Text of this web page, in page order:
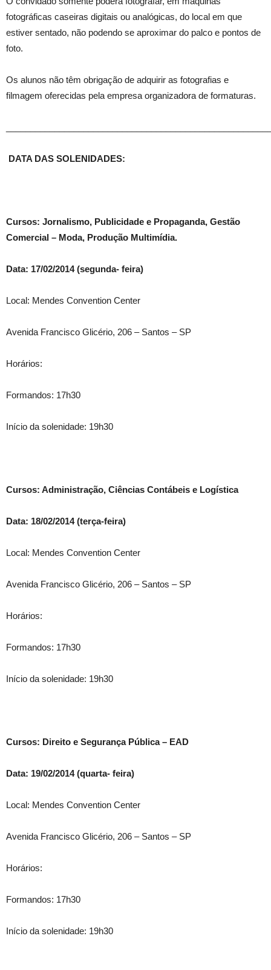
fotográficas caseiras digitais ou analógicas, do local em que
estiver sentado, não podendo se aproximar do palco e pontos de
foto.
Os alunos não têm obrigação de adquirir as fotografias e
filmagem oferecidas pela empresa organizadora de formaturas.
DATA DAS SOLENIDADES:
Cursos: Jornalismo, Publicidade e Propaganda, Gestão
Comercial – Moda, Produção Multimídia.
Data: 17/02/2014 (segunda- feira)
Local: Mendes Convention Center
Avenida Francisco Glicério, 206 – Santos – SP
Horários:
Formandos: 17h30
Início da solenidade: 19h30
Cursos: Administração, Ciências Contábeis e Logística
Data: 18/02/2014 (terça-feira)
Local: Mendes Convention Center
Avenida Francisco Glicério, 206 – Santos – SP
Horários:
Formandos: 17h30
Início da solenidade: 19h30
Cursos: Direito e Segurança Pública – EAD
Data: 19/02/2014 (quarta- feira)
Local: Mendes Convention Center
Avenida Francisco Glicério, 206 – Santos – SP
Horários:
Formandos: 17h30
Início da solenidade: 19h30